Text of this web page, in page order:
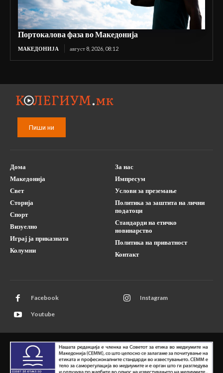
Портокалова фаза во Македонија
МАКЕДОНИЈА август 8, 2026, 08:12
Пиши ни
Дома
Македонија
Свет
Сторија
Спорт
Визуелно
Играј ја приказната
Колумни
За нас
Импресум
Услови за преземање
Политика за заштита на лични
податоци
Стандарди на етичко
новинарство
Политика на приватност
Контакт
Facebook Instagram
Youtube